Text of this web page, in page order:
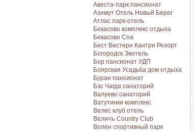
Авеста-парк пансионат
Азимут Отель Новый Берег
Атлас парк-отель
Бекасово комплекс отдыха
Бекасово Спа
Бест Вестерн Кантри Резорт
Богородск Экотель
Бор пансионат УДП
Боярская Усадьба дом отдыха
Буран пансионат
Бэс Чагда санаторий
Валуево санаторий
Ватутинки комплекс
Велес клуб отель
Величъ Country Club
Волен спортивный парк